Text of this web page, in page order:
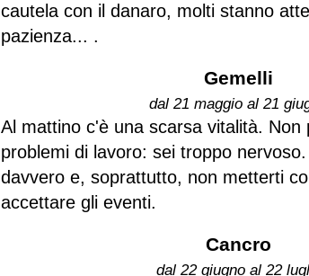
cautela con il danaro, molti stanno
pazienza... .
Gemelli
dal 21 maggio al 21
Al mattino c'è una scarsa vitalità. Non
problemi di lavoro: sei troppo
davvero e, soprattutto, non metterti
accettare gli eventi.
Cancro
dal 22 giugno al 22